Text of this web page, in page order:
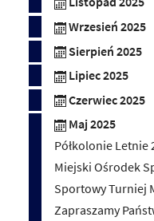
Wrzesień 2025
Sierpień 2025
Lipiec 2025
Czerwiec 2025
Maj 2025
Półkolonie Letnie
Miejski Ośrodek
Sportowy Turniej
Zapraszamy